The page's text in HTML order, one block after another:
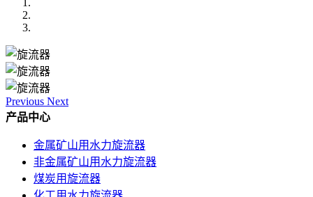
Previous Next
产品中心
金属矿山用水力旋流器
非金属矿山用水力旋流器
煤炭用旋流器